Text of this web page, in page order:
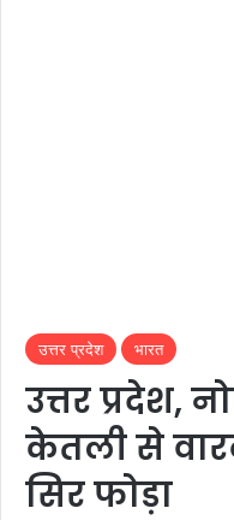
उत्तर प्रदेश भारत
उत्तर प्रदेश,
केतली से
सिर फोड़ा